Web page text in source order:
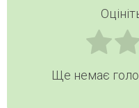
Ще немає